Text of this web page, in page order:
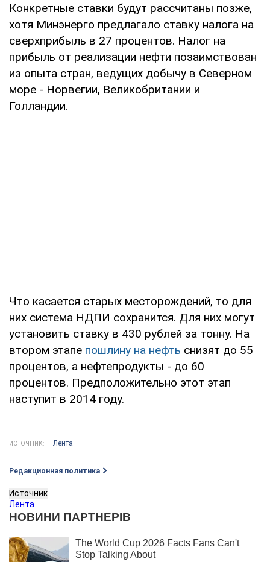
Конкретные ставки будут рассчитаны позже,
хотя Минэнерго предлагало ставку налога на
сверхприбыль в 27 процентов. Налог на
прибыль от реализации нефти позаимствован
из опыта стран, ведущих добычу в Северном
море - Норвегии, Великобритании и
Голландии.
Что касается старых месторождений, то для
них система НДПИ сохранится. Для них могут
установить ставку в 430 рублей за тонну. На
втором этапе пошлину на нефть снизят до 55
процентов, а нефтепродукты - до 60
процентов. Предположительно этот этап
наступит в 2014 году.
ИСТОЧНИК: Лента
Редакционная политика
Источник
Лента